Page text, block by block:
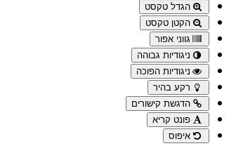
הגדל טקסט
הקטן טקסט
גווני אפור
ניגודיות גבוהה
ניגודיות הפוכה
רקע בהיר
הדגשת קישורים
פונט קריא
איפוס